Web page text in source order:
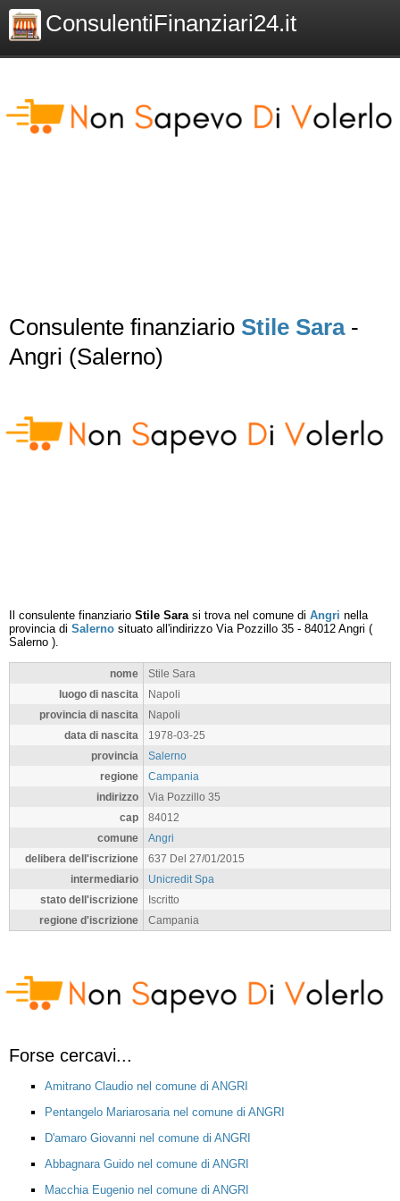
ConsulentiFinanziari24.it
Consulente finanziario Stile Sara-
Angri (Salerno)
Il consulente finanziario Stile Sarasi trova nel comune di Angri nella
provincia di Salerno situato all'indirizzo Via Pozzillo 35 - 84012 Angri (
Salerno ).
nome
Stile Sara
luogo di nascita
Napoli
provincia di nascita
Napoli
data di nascita
1978-03-25
provincia
Salerno
regione
Campania
indirizzo
Via Pozzillo 35
cap
84012
comune
Angri
delibera dell'iscrizione
637 Del 27/01/2015
intermediario
Unicredit Spa
stato dell'iscrizione
Iscritto
regione d'iscrizione
Campania
Forse cercavi...
Amitrano Claudio nel comune di ANGRI
Pentangelo Mariarosaria nel comune di ANGRI
D'amaro Giovanni nel comune di ANGRI
Abbagnara Guido nel comune di ANGRI
Macchia Eugenio nel comune di ANGRI